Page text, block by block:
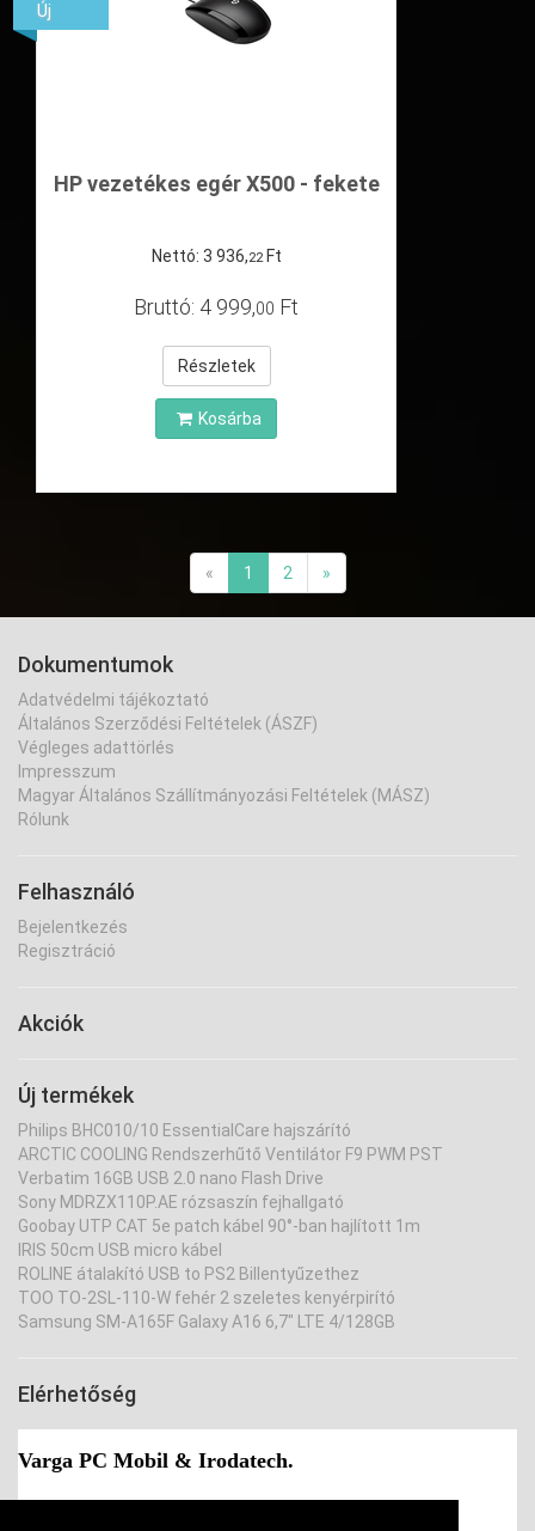
HP vezetékes egér X500 - fekete
Nettó: 3 936,22 Ft
Bruttó: 4 999,00 Ft
Részletek
Kosárba
Új
« 1 2 »
Dokumentumok
Adatvédelmi tájékoztató
Általános Szerződési Feltételek (ÁSZF)
Végleges adattörlés
Impresszum
Magyar Általános Szállítmányozási Feltételek (MÁSZ)
Rólunk
Felhasználó
Bejelentkezés
Regisztráció
Akciók
Új termékek
Philips BHC010/10 EssentialCare hajszárító
ARCTIC COOLING Rendszerhűtő Ventilátor F9 PWM PST
Verbatim 16GB USB 2.0 nano Flash Drive
Sony MDRZX110P.AE rózsaszín fejhallgató
Goobay UTP CAT 5e patch kábel 90°-ban hajlított 1m
IRIS 50cm USB micro kábel
ROLINE átalakító USB to PS2 Billentyűzethez
TOO TO-2SL-110-W fehér 2 szeletes kenyérpirító
Samsung SM-A165F Galaxy A16 6,7" LTE 4/128GB
Elérhetőség
Varga PC Mobil & Irodatech.